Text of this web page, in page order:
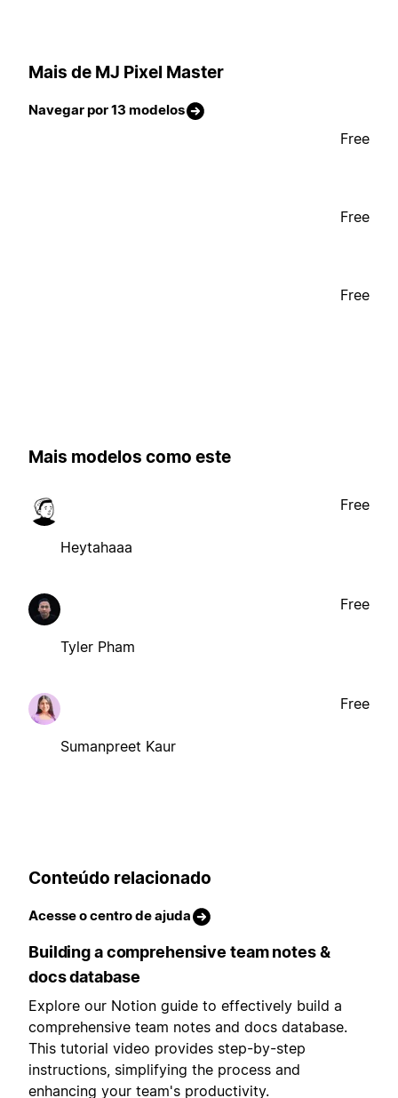
Mais de MJ Pixel Master
Navegar por 13 modelos
Free
Free
Free
Mais modelos como este
Heytahaaa
Free
Tyler Pham
Free
Sumanpreet Kaur
Free
Conteúdo relacionado
Acesse o centro de ajuda
Building a comprehensive team notes &
docs database
Explore our Notion guide to effectively build a
comprehensive team notes and docs database.
This tutorial video provides step-by-step
instructions, simplifying the process and
enhancing your team's productivity.